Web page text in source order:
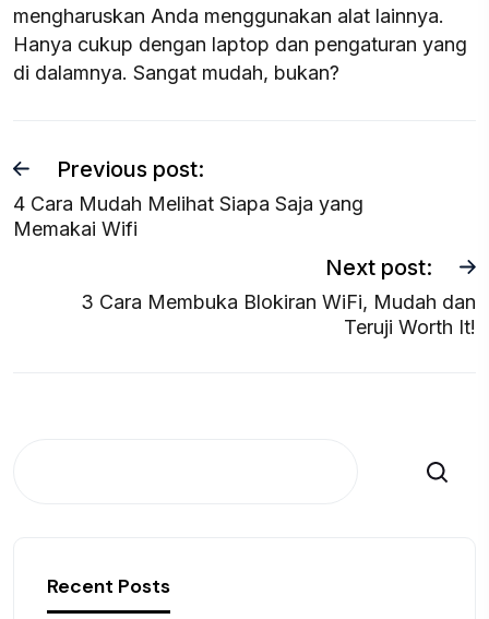
mengharuskan Anda menggunakan alat lainnya.
Hanya cukup dengan laptop dan pengaturan yang
di dalamnya. Sangat mudah, bukan?
Previous post:
4 Cara Mudah Melihat Siapa Saja yang
Memakai Wifi
Next post:
3 Cara Membuka Blokiran WiFi, Mudah dan
Teruji Worth It!
Search
Recent Posts